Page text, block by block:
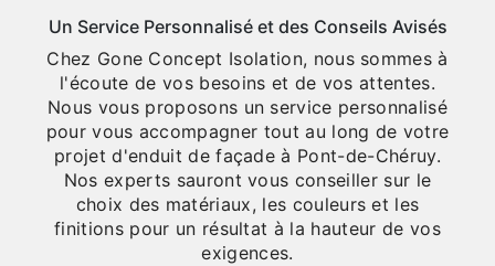
Un Service Personnalisé et des Conseils Avisés
Chez Gone Concept Isolation, nous sommes à
l'écoute de vos besoins et de vos attentes.
Nous vous proposons un service personnalisé
pour vous accompagner tout au long de votre
projet d'enduit de façade à Pont-de-Chéruy.
Nos experts sauront vous conseiller sur le
choix des matériaux, les couleurs et les
finitions pour un résultat à la hauteur de vos
exigences.